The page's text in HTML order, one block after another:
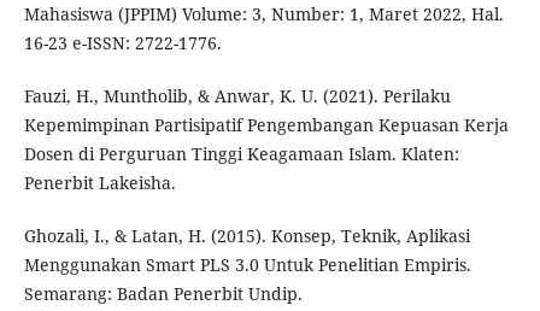
Mahasiswa (JPPIM) Volume: 3, Number: 1, Maret 2022, Hal.
16-23 e-ISSN: 2722-1776.
Fauzi, H., Muntholib, & Anwar, K. U. (2021). Perilaku
Kepemimpinan Partisipatif Pengembangan Kepuasan Kerja
Dosen di Perguruan Tinggi Keagamaan Islam. Klaten:
Penerbit Lakeisha.
Ghozali, I., & Latan, H. (2015). Konsep, Teknik, Aplikasi
Menggunakan Smart PLS 3.0 Untuk Penelitian Empiris.
Semarang: Badan Penerbit Undip.